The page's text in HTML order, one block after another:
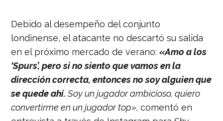
Debido al desempeño del conjunto
londinense, el atacante no descartó su salida
en el próximo mercado de verano:«Amo a los
‘Spurs’, pero si no siento que vamos en la
dirección correcta, entonces no soy alguien que
se quede ahí. Soy un jugador ambicioso, quiero
convertirme en un jugador top»,comentó en